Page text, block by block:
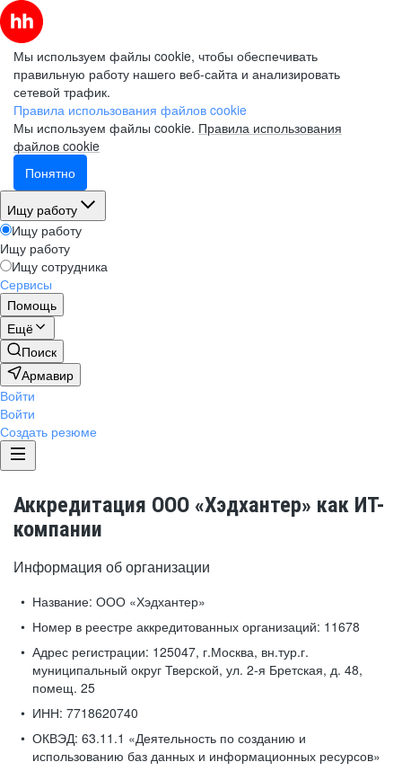
Мы используем файлы cookie, чтобы обеспечивать
правильную работу нашего веб-сайта и анализировать
сетевой трафик.
Правила использования файлов cookie
Мы используем файлы cookie. Правила использования
файлов cookie
Понятно
Ищу работу
Ищу работу
Ищу работу
Ищу сотрудника
Сервисы
Помощь
Ещё
Поиск
Армавир
Войти
Войти
Создать резюме
Аккредитация ООО «Хэдхантер» как ИТ-
компании
Информация об организации
Название: ООО «Хэдхантер»
Номер в реестре аккредитованных организаций: 11678
Адрес регистрации: 125047, г.Москва, вн.тур.г.
муниципальный округ Тверской, ул. 2-я Бретская, д. 48,
помещ. 25
ИНН: 7718620740
ОКВЭД: 63.11.1 «Деятельность по созданию и
использованию баз данных и информационных ресурсов»